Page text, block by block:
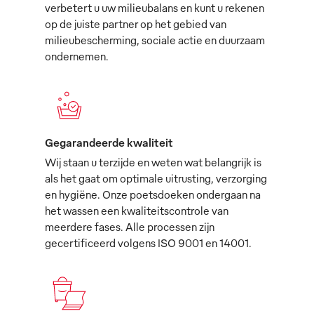
verbetert u uw milieubalans en kunt u rekenen
op de juiste partner op het gebied van
milieubescherming, sociale actie en duurzaam
ondernemen.
Gegarandeerde kwaliteit
Wij staan u terzijde en weten wat belangrijk is
als het gaat om optimale uitrusting, verzorging
en hygiëne. Onze poetsdoeken ondergaan na
het wassen een kwaliteitscontrole van
meerdere fases. Alle processen zijn
gecertificeerd volgens ISO 9001 en 14001.